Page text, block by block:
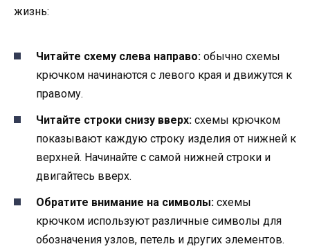
жизнь:
Читайте схему слева направо: обычно схемы
крючком начинаются с левого края и движутся к
правому.
Читайте строки снизу вверх: схемы крючком
показывают каждую строку изделия от нижней к
верхней. Начинайте с самой нижней строки и
двигайтесь вверх.
Обратите внимание на символы: схемы
крючком используют различные символы для
обозначения узлов, петель и других элементов.